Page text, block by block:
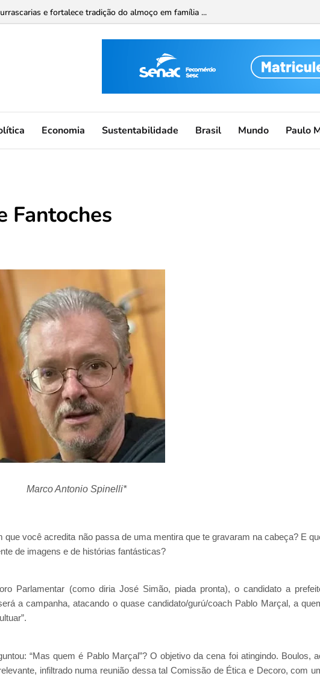
e fortalece tradição do almoço em família ...
Economia Sustentabilidade Brasil Mundo Paulo
Fantoches
Marco Antonio Spinelli*
que você acredita não passa de uma mentira que te gravaram na cabeça? E
de imagens e de histórias fantásticas?
Parlamentar (como diria José Simão, piada pronta), o candidato a
a campanha, atacando o quase candidato/gurú/coach Pablo Marçal, a
“Mas quem é Pablo Marçal”? O objetivo da cena foi atingindo. Boulos,
infiltrado numa reunião dessa tal Comissão de Ética e Decoro, com